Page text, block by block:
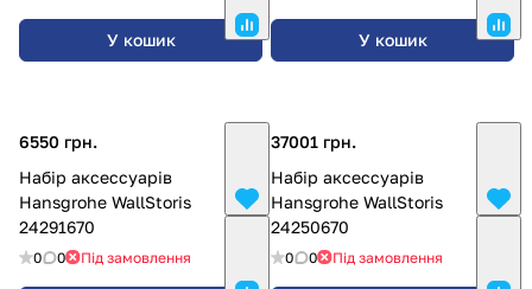
У кошик У кошик
6550 грн.
Набір аксессуарів
Hansgrohe WallStoris
24291670
0 0 Під замовлення
37001 грн.
Набір аксессуарів
Hansgrohe WallStoris
24250670
0 0 Під замовлення